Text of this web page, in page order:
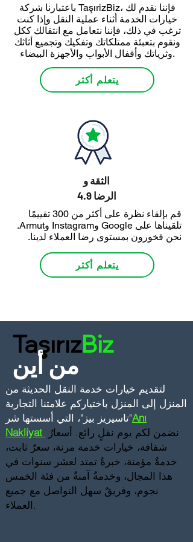
باعتبارنا شركة TaşırizBiz، فإننا نقدم لك
خيارات الخدمة أثناء عملية النقل وإذا كنت
ترغب في ذلك، فإننا نتعامل مع انتقالك ككل
ونقوم بتعبئة ممتلكاتك وتفكيك وتجميع أثاثك
وثرياتك وأقفال الأبواب والأجهزة البيضاء.
يتعلم أكثر
الثقة و
4.9 الرضا
قم بإلقاء نظرة على أكثر من 300 تقييمًا
تلقيناها على Google وInstagram وArmut.
نحن فخورون بمستوى رضا العملاء لدينا.
يتعلم أكثر
TaşırızBiz
من أين
لتقديم خيارات خدمة النقل الحديثة من
المنزل إلى المنزل باختياركم علامتنا التجارية
"تاسيريز بيز"، التي أسستها شرAnı
Nakliyat
شفافة، خيارات خدمة مرنة، سعرٌ ثابت،
خدمةٌ مؤمنة، خبرةٌ تمتد لعشر سنوات في
هذا المجال، وخدمةٌ آمنةٌ من فئة الخمس
نجوم، وفريقٌ سهل التواصل مع جميع
العملاء.